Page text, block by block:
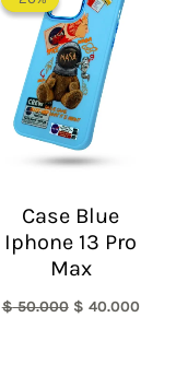
Case Blue
Iphone 13 Pro
Max
$50.000
original
era:
$ 50.000.
$ 40.000